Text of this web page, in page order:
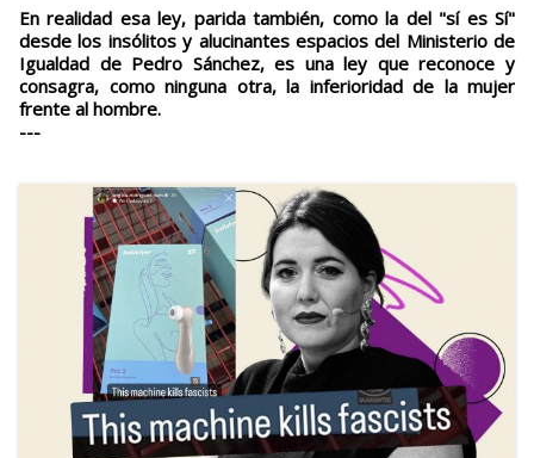
En realidad esa ley, parida también, como la del "sí es Sí"
desde los insólitos y alucinantes espacios del Ministerio de
Igualdad de Pedro Sánchez, es una ley que reconoce y
consagra, como ninguna otra, la inferioridad de la mujer
frente al hombre.
---